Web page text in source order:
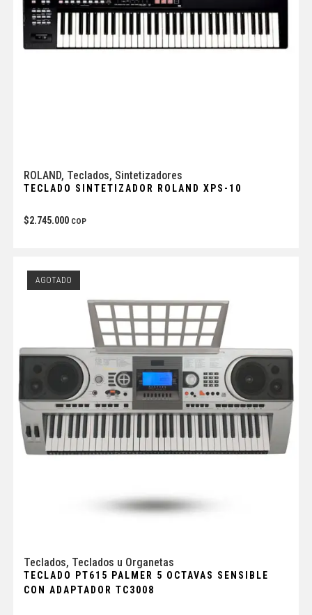
ROLAND, Teclados, Sintetizadores
TECLADO SINTETIZADOR ROLAND XPS-10
$2.745.000 COP
AGOTADO
Teclados, Teclados u Organetas
TECLADO PT615 PALMER 5 OCTAVAS SENSIBLE
CON ADAPTADOR TC3008